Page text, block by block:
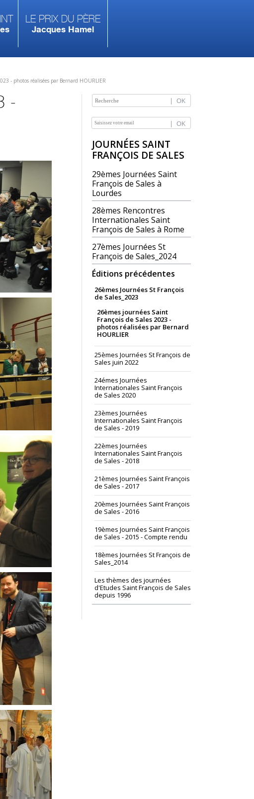
Le prix du Père
Jacques Hamel
- photos réalisées par Bernard HOURLIER
NAVIGATION
JOURNÉES SAINT
FRANÇOIS DE SALES
29èmes Journées Saint
François de Sales à
Lourdes
28èmes Rencontres
Internationales Saint
François de Sales à Rome
27èmes Journées St
François de Sales_2024
Éditions précédentes
26èmes Journées St François
de Sales_2023
26èmes journées Saint
François de Sales 2023 -
photos réalisées par Bernard
HOURLIER
25èmes Journées St François de
Sales juin 2022
24émes Journées
Internationales Saint François
de Sales 2020
23èmes Journées
Internationales Saint François
de Sales - 2019
22èmes Journées
Internationales Saint François
de Sales - 2018
21èmes Journées Saint François
de Sales - 2017
20èmes Journées Saint François
de Sales - 2016
19èmes Journées Saint François
de Sales - 2015 - Compte rendu
18èmes Journées St François de
Sales_2014
Les thèmes des journées
d'Etudes Saint François de Sales
depuis 1996
-